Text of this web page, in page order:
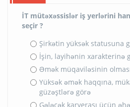
İT mütəxəssislər iş yerlərini
seçir ?
Şirkətin yüksək statusuna
İşin, layihənin xarakterinə
Əmək müqaviləsinin
Yüksək əmək haqqına,
güzəştlərə görə
Gələcək karyerası üçün